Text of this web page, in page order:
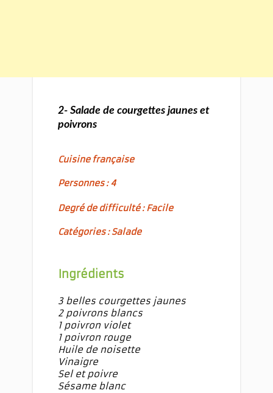
2- Salade de courgettes jaunes et
poivrons
Cuisine française
Personnes : 4
Degré de difficulté : Facile
Catégories : Salade
Ingrédients
3 belles courgettes jaunes
2 poivrons blancs
1 poivron violet
1 poivron rouge
Huile de noisette
Vinaigre
Sel et poivre
Sésame blanc